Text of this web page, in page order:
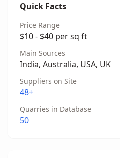
Quick Facts
Price Range
$10 - $40 per sq ft
Main Sources
India, Australia, USA, UK
Suppliers on Site
48+
Quarries in Database
50